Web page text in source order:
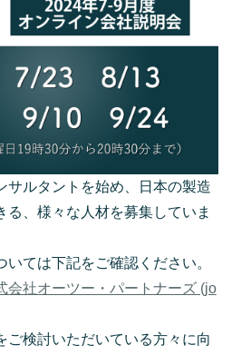
サルタントを始め、日本の製造
る、様々な人材を募集していま
ては下記をご確認ください。
会社オーツー・パートナーズ (jo
ご検討いただいている方々に向